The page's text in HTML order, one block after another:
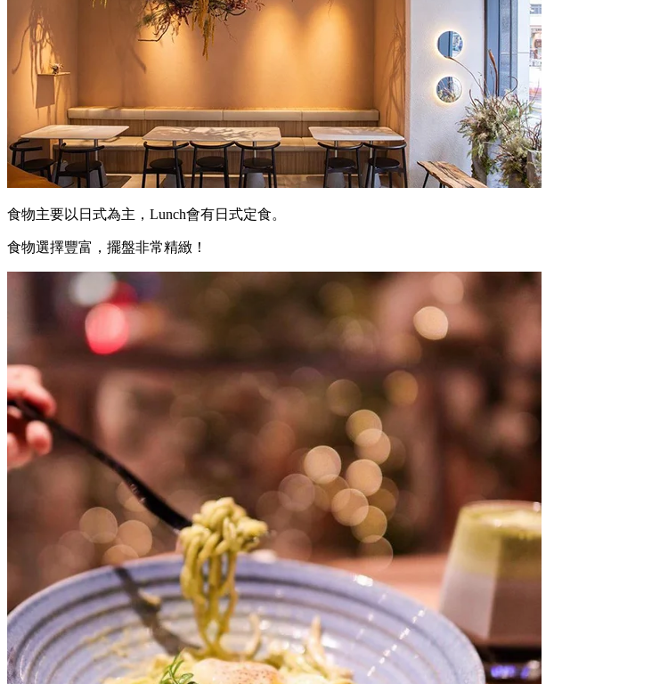
食物主要以日式為主，Lunch會有日式定食。
食物選擇豐富，擺盤非常精緻！